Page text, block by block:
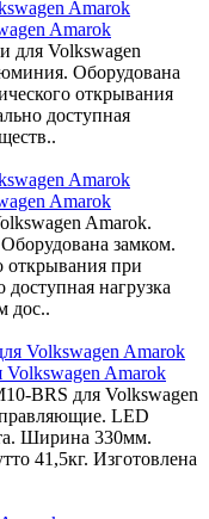
Amarok
для Volkswagen
Оборудована
открывания
доступная
Amarok
Amarok.
замком.
открывания при
нагрузка
дос..
Amarok
BRS для Volkswagen
LED
Ширина 330мм.
41,5кг. Изготовлена